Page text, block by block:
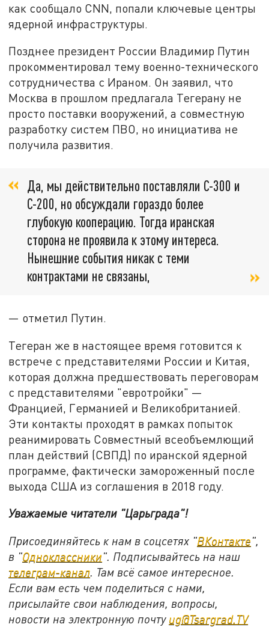
как сообщало CNN, попали ключевые центры
ядерной инфраструктуры.
Позднее президент России Владимир Путин
прокомментировал тему военно-технического
сотрудничества с Ираном. Он заявил, что
Москва в прошлом предлагала Тегерану не
просто поставки вооружений, а совместную
разработку систем ПВО, но инициатива не
получила развития.
Да, мы действительно поставляли С-300 и
С-200, но обсуждали гораздо более
глубокую кооперацию. Тогда иранская
сторона не проявила к этому интереса.
Нынешние события никак с теми
контрактами не связаны,
— отметил Путин.
Тегеран же в настоящее время готовится к
встрече с представителями России и Китая,
которая должна предшествовать переговорам
с представителями "евротройки" —
Францией, Германией и Великобританией.
Эти контакты проходят в рамках попыток
реанимировать Совместный всеобъемлющий
план действий (СВПД) по иранской ядерной
программе, фактически замороженный после
выхода США из соглашения в 2018 году.
Уважаемые читатели "Царьграда"!
Присоединяйтесь к нам в соцсетях "ВКонтакте",
в "Одноклассники". Подписывайтесь на наш
телеграм-канал. Там всё самое интересное.
Если вам есть чем поделиться с нами,
присылайте свои наблюдения, вопросы,
новости на электронную почту ug@Tsargrad.TV